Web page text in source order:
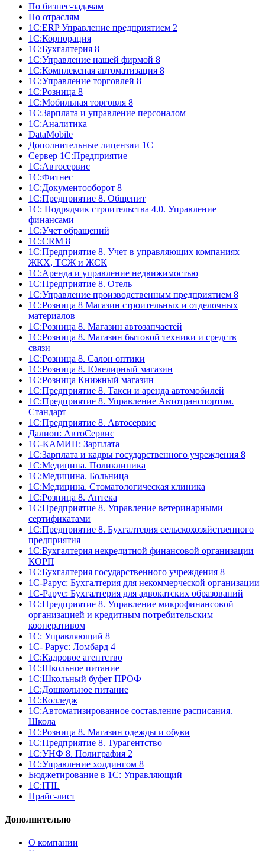
По бизнес-задачам
По отраслям
1C:ERP Управление предприятием 2
1С:Корпорация
1С:Бухгалтерия 8
1С:Управление нашей фирмой 8
1С:Комплексная автоматизация 8
1С:Управление торговлей 8
1С:Розница 8
1С:Мобильная торговля 8
1С:Зарплата и управление персоналом
1С:Аналитика
DataMobile
Дополнительные лицензии 1С
Сервер 1С:Предприятие
1С:Автосервис
1С:Фитнес
1С:Документооборот 8
1С:Предприятие 8. Общепит
1С: Подрядчик строительства 4.0. Управление
финансами
1С:Учет обращений
1C:CRM 8
1С:Предприятие 8. Учет в управляющих компаниях
ЖКХ, ТСЖ и ЖСК
1С:Аренда и управление недвижимостью
1С:Предприятие 8. Отель
1C:Управление производственным предприятием 8
1С:Розница 8 Магазин строительных и отделочных
материалов
1С:Розница 8. Магазин автозапчастей
1С:Розница 8. Магазин бытовой техники и средств
связи
1С:Розница 8. Салон оптики
1С:Розница 8. Ювелирный магазин
1С:Розница Книжный магазин
1C:Предприятие 8. Такси и аренда автомобилей
1С:Предприятие 8. Управление Автотранспортом.
Стандарт
1C:Предприятие 8. Автосервис
Далион: АвтоСервис
1С-КАМИН: Зарплата
1С:Зарплата и кадры государственного учреждения 8
1С:Медицина. Поликлиника
1С:Медицина. Больница
1С:Медицина. Стоматологическая клиника
1С:Розница 8. Аптека
1C:Предприятие 8. Управление ветеринарными
сертификатами
1С:Предприятие 8. Бухгалтерия сельскохозяйственного
предприятия
1C:Бухгалтерия некредитной финансовой организации
КОРП
1С:Бухгалтерия государственного учреждения 8
1С-Рарус: Бухгалтерия для некоммерческой организации
1С-Рарус: Бухгалтерия для адвокатских образований
1С:Предприятие 8. Управление микрофинансовой
организацией и кредитным потребительским
кооперативом
1С: Управляющий 8
1С- Рарус: Ломбард 4
1С:Кадровое агентство
1С:Школьное питание
1С:Школьный буфет ПРОФ
1C:Дошкольное питание
1С:Колледж
1С:Автоматизированное составление расписания.
Школа
1С:Розница 8. Магазин одежды и обуви
1С:Предприятие 8. Турагентство
1С:УНФ 8. Полиграфия 2
1С:Управление холдингом 8
Бюджетирование в 1С: Управляющий
1С:ITIL
Прайс-лист
Дополнительно
О компании